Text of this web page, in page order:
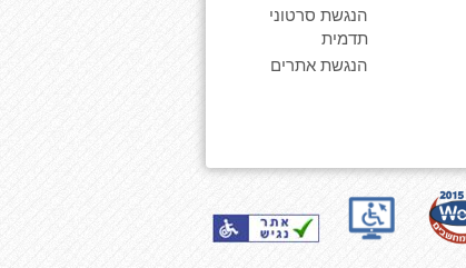
הנגשת סרטוני
תדמית
הנגשת אתרים